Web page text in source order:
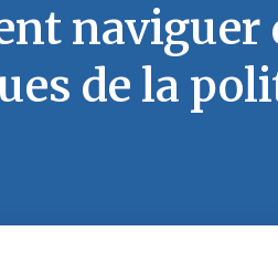
naviguer
de la